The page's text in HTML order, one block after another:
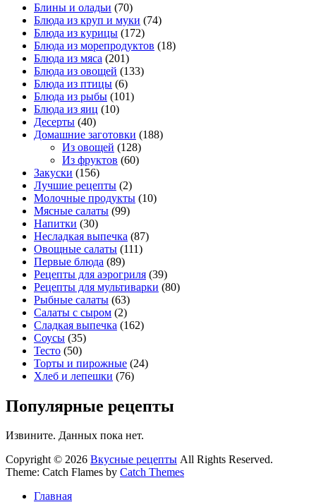
Блины и оладьи (70)
Блюда из круп и муки (74)
Блюда из курицы (172)
Блюда из морепродуктов (18)
Блюда из мяса (201)
Блюда из овощей (133)
Блюда из птицы (6)
Блюда из рыбы (101)
Блюда из яиц (10)
Десерты (40)
Домашние заготовки (188)
Из овощей (128)
Из фруктов (60)
Закуски (156)
Лучшие рецепты (2)
Молочные продукты (10)
Мясные салаты (99)
Напитки (30)
Несладкая выпечка (87)
Овощные салаты (111)
Первые блюда (89)
Рецепты для аэрогриля (39)
Рецепты для мультиварки (80)
Рыбные салаты (63)
Салаты с сыром (2)
Сладкая выпечка (162)
Соусы (35)
Тесто (50)
Торты и пирожные (24)
Хлеб и лепешки (76)
Популярные рецепты
Извините. Данных пока нет.
Copyright © 2026 Вкусные рецепты All Rights Reserved.
Theme: Catch Flames by Catch Themes
Главная